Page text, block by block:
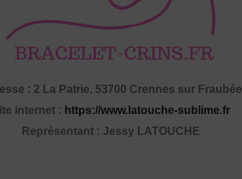
: 2 La Patrie, 53700 Crennes sur Fraubée
internet : https://www.latouche-sublime.fr
Représentant : Jessy LATOUCHE